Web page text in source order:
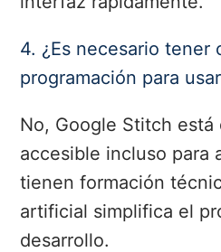
4. ¿Es necesario tener
programación para
No, Google Stitch está
accesible incluso para
tienen formación
artificial simplifica el
desarrollo.